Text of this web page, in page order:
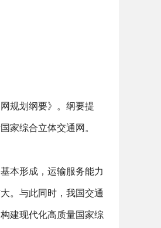
规划纲要》。纲要提
家综合立体交通网。
本形成，运输服务能力
。与此同时，我国交通
建现代化高质量国家综